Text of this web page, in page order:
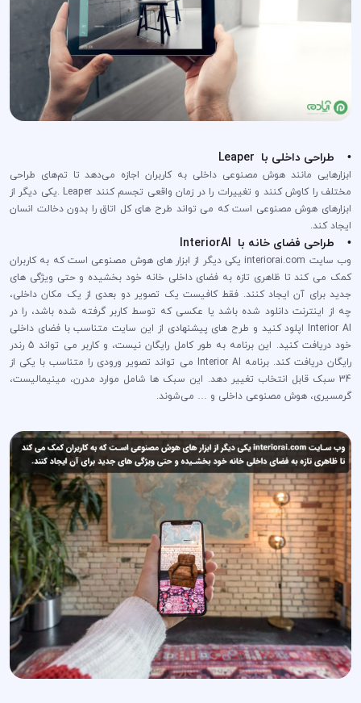
• طراحی داخلی با Leaper
ابزارهایی مانند هوش مصنوعی داخلی به کاربران اجازه می‌دهد تا تم‌های طراحی
مختلف را کاوش کنند و تغییرات را در زمان واقعی تجسم کنند Leaper .یکی دیگر از
ابزارهای هوش مصنوعی است که می تواند طرح های کل اتاق را بدون دخالت انسان
ایجاد کند.
• طراحی فضای خانه با InteriorAI
وب سایت interiorai.com یکی دیگر از ابزار های هوش مصنوعی است که به کاربران
کمک می کند تا ظاهری تازه به فضای داخلی خانه خود بخشیده و حتی ویژگی های
جدید برای آن ایجاد کنند. فقط کافیست یک تصویر دو بعدی از یک مکان داخلی،
چه از اینترنت دانلود شده باشد یا عکسی که توسط کاربر گرفته شده باشد، را در
Interior AI اپلود کنید و طرح های پیشنهادی از این سایت متناسب با فضای داخلی
خود دریافت کنید. این برنامه به طور کامل رایگان نیست، و کاربر می تواند 5 رندر
رایگان دریافت کند. برنامه Interior AI می تواند تصویر ورودی را متناسب با یکی از
34 سبک قابل انتخاب تغییر دهد. این سبک ها شامل موارد مدرن، مینیمالیست،
گرمسیری، هوش مصنوعی داخلی و … می‌شوند.